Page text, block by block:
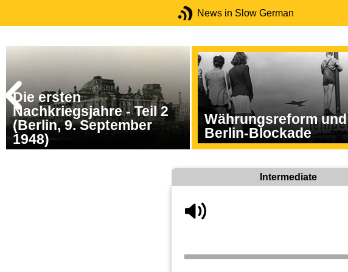
News in Slow German
Die ersten
Nachkriegsjahre - Teil 2
(Berlin, 9. September
1948)
Währungsreform und
Berlin-Blockade
Intermediate